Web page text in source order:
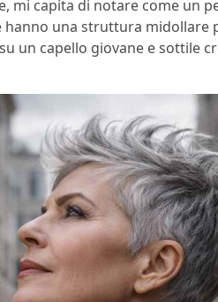
mi capita di notare come un
hanno una struttura midollare
un capello giovane e sottile